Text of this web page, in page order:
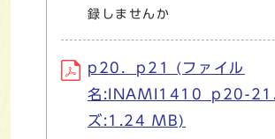
録しませんか
p20．p21 (ファイル
名:INAMI1410_p20-
ズ:1.24 MB)